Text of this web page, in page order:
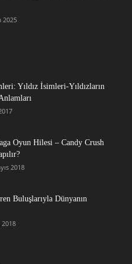
2025
Yıldız İsimleri-Yıldızların
Oyun Hilesi – Candy Crush
2018
Buluşlarıyla Dünyanın
2018